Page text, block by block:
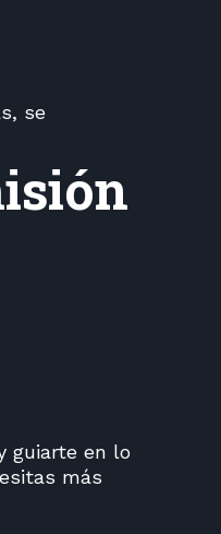
se
guiarte en lo
más